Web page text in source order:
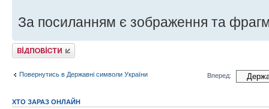
За посиланням є зображення та
Відповісти
Повернутись в Державні символи України Вперед:
ХТО ЗАРАЗ ОНЛАЙН